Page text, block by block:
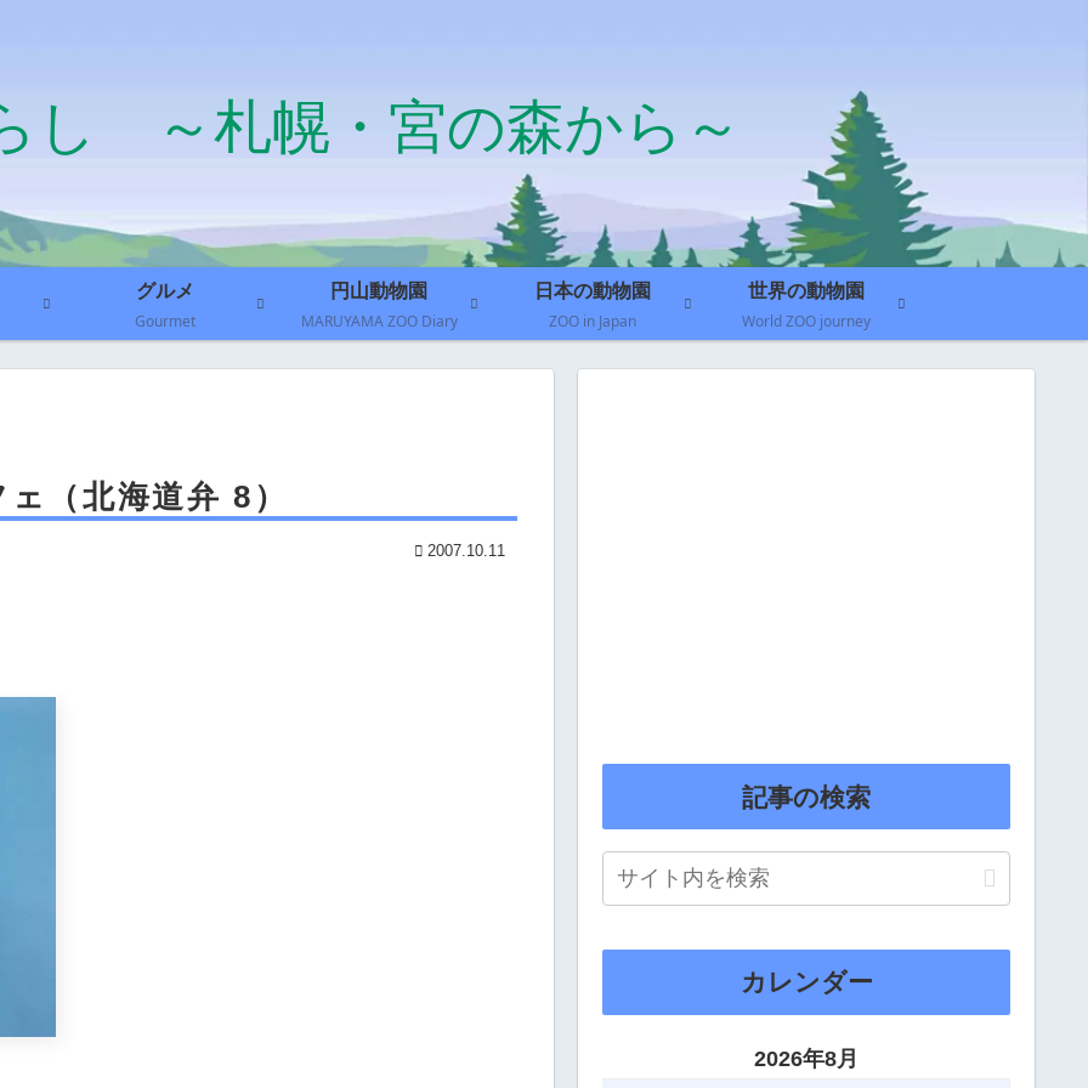
し ～札幌・宮の森から～
グルメ
Gourmet
円山動物園
MARUYAMA ZOO Diary
日本の動物園
ZOO in Japan
世界の動物園
World ZOO journey
（北海道弁 8）
2007.10.11
記事の検索
カレンダー
2026年8月